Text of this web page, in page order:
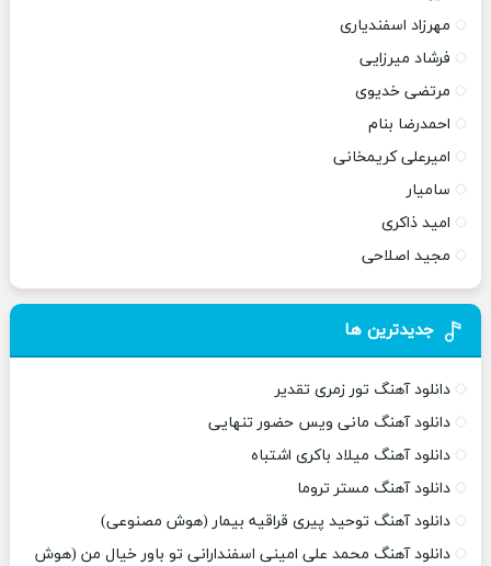
مهرزاد اسفندیاری
فرشاد میرزایی
مرتضی خدیوی
احمدرضا بنام
امیرعلی کریمخانی
سامیار
امید ذاکری
مجید اصلاحی
جدیدترین ها
دانلود آهنگ تور زمری تقدیر
دانلود آهنگ مانی ویس حضور تنهایی
دانلود آهنگ میلاد باکری اشتباه
دانلود آهنگ مستر تروما
دانلود آهنگ توحید پیری قراقیه بیمار (هوش مصنوعی)
دانلود آهنگ محمد علی امینی اسفندارانی تو باور خیال من (هوش